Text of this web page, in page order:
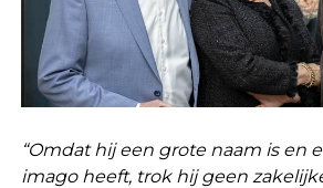
“Omdat hij een grote naam is en
imago heeft, trok hij geen